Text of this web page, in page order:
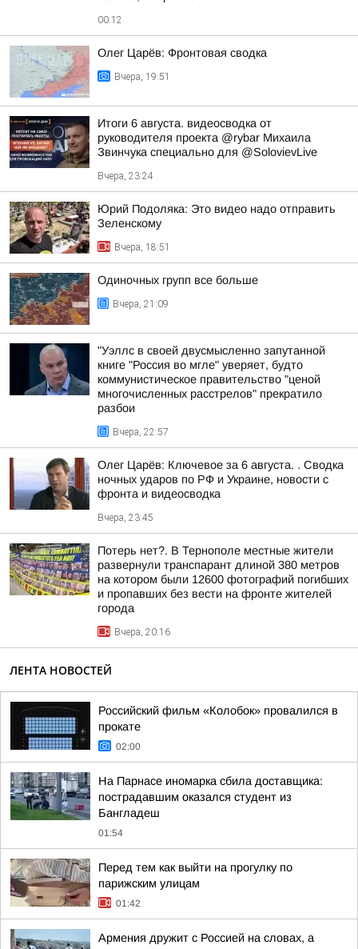
00:12
Олег Царёв: Фронтовая сводка
Вчера, 19:51
Итоги 6 августа. видеосводка от
руководителя проекта @rybar Михаила
Звинчука специально для @SolovievLive
Вчера, 23:24
Юрий Подоляка: Это видео надо отправить
Зеленскому
Вчера, 18:51
Одиночных групп все больше
Вчера, 21:09
"Уэллс в своей двусмысленно запутанной
книге "Россия во мгле" уверяет, будто
коммунистическое правительство "ценой
многочисленных расстрелов" прекратило
разбои
Вчера, 22:57
Олег Царёв: Ключевое за 6 августа. . Сводка
ночных ударов по РФ и Украине, новости с
фронта и видеосводка
Вчера, 23:45
Потерь нет?. В Тернополе местные жители
развернули транспарант длиной 380 метров
на котором были 12600 фотографий погибших
и пропавших без вести на фронте жителей
города
Вчера, 20:16
ЛЕНТА НОВОСТЕЙ
Российский фильм «Колобок» провалился в
прокате
02:00
На Парнасе иномарка сбила доставщика:
пострадавшим оказался студент из
Бангладеш
01:54
Перед тем как выйти на прогулку по
парижским улицам
01:42
Армения дружит с Россией на словах, а